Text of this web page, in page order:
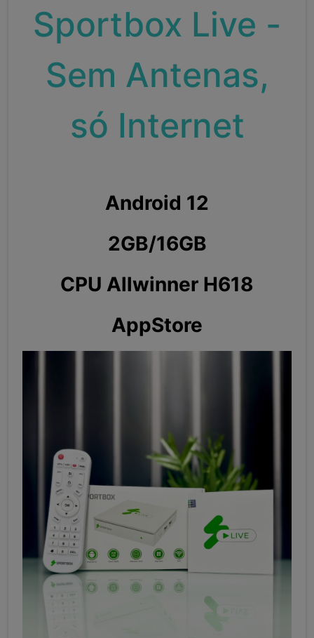
Sportbox Live -
Sem Antenas,
só Internet
Android 12
2GB/16GB
CPU Allwinner H618
AppStore